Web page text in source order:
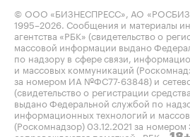
© ООО «БИЗНЕСПРЕСС», АО
1995–2026 . Сообщения и материалы
агентства «РБК» (свидетельство о
массовой информации выдано
по надзору в сфере связи,
и массовых коммуникаций
за номером ИА №ФС77-63848) и
(свидетельство о регистрации
выдано Федеральной службой по
информационных технологий и
(Роскомнадзор) 03.12.2021 за